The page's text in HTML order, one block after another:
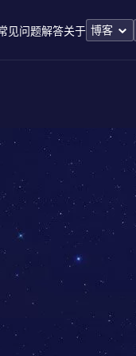
见问题解答关于 博客